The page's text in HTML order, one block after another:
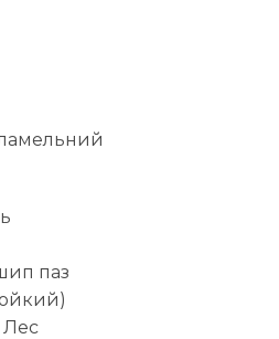
паз
Лес